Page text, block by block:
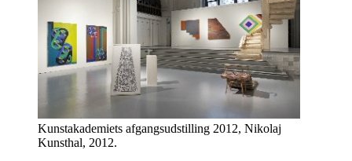
Kunstakademiets afgangsudstilling 2012, Nikolaj
Kunsthal, 2012.